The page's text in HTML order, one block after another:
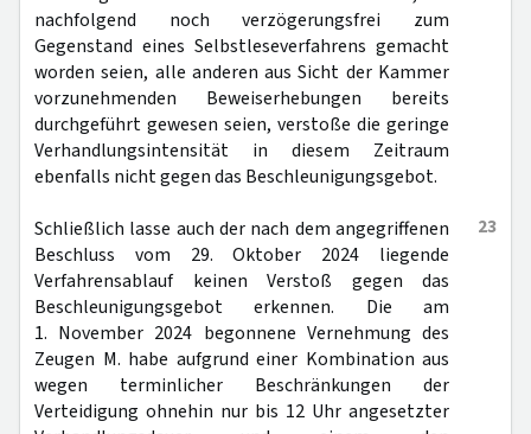
nachfolgend noch verzögerungsfrei zum
Gegenstand eines Selbstleseverfahrens gemacht
worden seien, alle anderen aus Sicht der Kammer
vorzunehmenden Beweiserhebungen bereits
durchgeführt gewesen seien, verstoße die geringe
Verhandlungsintensität in diesem Zeitraum
ebenfalls nicht gegen das Beschleunigungsgebot.
23
Schließlich lasse auch der nach dem angegriffenen
Beschluss vom 29. Oktober 2024 liegende
Verfahrensablauf keinen Verstoß gegen das
Beschleunigungsgebot erkennen. Die am
1. November 2024 begonnene Vernehmung des
Zeugen M. habe aufgrund einer Kombination aus
wegen terminlicher Beschränkungen der
Verteidigung ohnehin nur bis 12 Uhr angesetzter